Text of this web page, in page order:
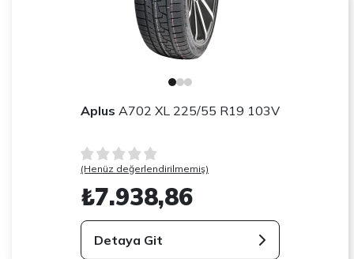
Aplus A702 XL 225/55 R19 103V
(Henüz değerlendirilmemiş)
₺7.938,86
Detaya Git